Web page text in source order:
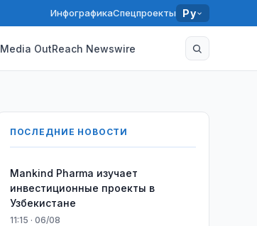
ИнфографикаСпецпроекты Ру
Media OutReach Newswire
ПОСЛЕДНИЕ НОВОСТИ
Mankind Pharma изучает
инвестиционные проекты в
Узбекистане
11:15 · 06/08